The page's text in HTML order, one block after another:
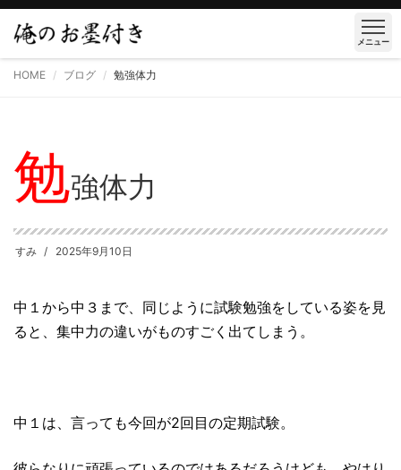
メニュー
HOME ブログ 勉強体力
勉強体力
すみ 2025年9月10日
中１から中３まで、同じように試験勉強をしている姿を見
ると、集中力の違いがものすごく出てしまう。
中１は、言っても今回が2回目の定期試験。